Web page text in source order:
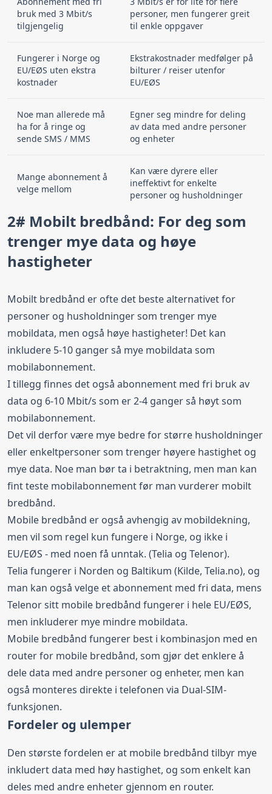
bruk med 3 Mbit/s
tilgjengelig
personer, men fungerer greit
til enkle oppgaver
Fungerer i Norge og
EU/EØS uten ekstra
kostnader
Ekstrakostnader medfølger på
bilturer / reiser utenfor
EU/EØS
Noe man allerede må
ha for å ringe og
sende SMS / MMS
Egner seg mindre for deling
av data med andre personer
og enheter
Mange abonnement å
velge mellom
Kan være dyrere eller
ineffektivt for enkelte
personer og husholdninger
2# Mobilt bredbånd: For deg som
trenger mye data og høye
hastigheter
Mobilt bredbånd er ofte det beste alternativet for
personer og husholdninger som trenger mye
mobildata, men også høye hastigheter! Det kan
inkludere 5-10 ganger så mye mobildata som
mobilabonnement.
I tillegg finnes det også abonnement med fri bruk av
data og 6-10 Mbit/s som er 2-4 ganger så høyt som
mobilabonnement.
Det vil derfor være mye bedre for større husholdninger
eller enkeltpersoner som trenger høyere hastighet og
mye data. Noe man bør ta i betraktning, men man kan
fint teste mobilabonnement før man vurderer mobilt
bredbånd.
Mobile bredbånd er også avhengig av mobildekning,
men vil som regel kun fungere i Norge, og ikke i
EU/EØS - med noen få unntak. (Telia og Telenor).
Telia fungerer i Norden og Baltikum (Kilde, Telia.no), og
man kan også velge et abonnement med fri data, mens
Telenor sitt mobile bredbånd fungerer i hele EU/EØS,
men inkluderer mye mindre mobildata.
Mobile bredbånd fungerer best i kombinasjon med en
router for mobile bredbånd, som gjør det enklere å
dele data med andre personer og enheter, men kan
også monteres direkte i telefonen via Dual-SIM-
funksjonen.
Fordeler og ulemper
Den største fordelen er at mobile bredbånd tilbyr mye
inkludert data med høy hastighet, og som enkelt kan
deles med andre enheter gjennom en router.